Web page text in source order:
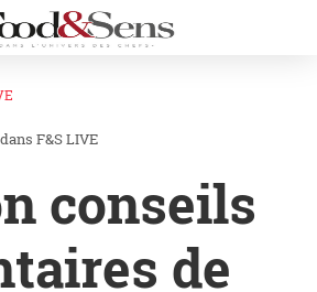
dans F&S LIVE
conseils
de